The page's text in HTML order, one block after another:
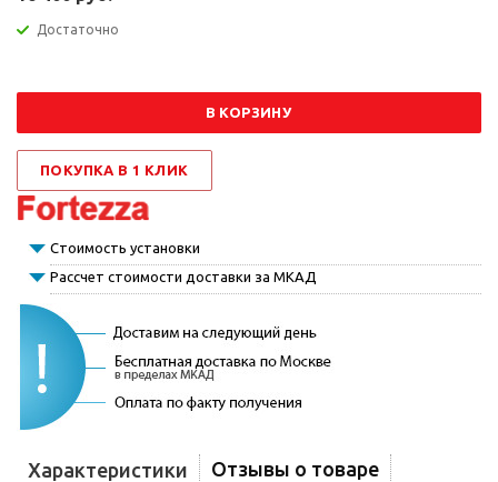
Достаточно
В КОРЗИНУ
ПОКУПКА В 1 КЛИК
Стоимость установки
Рассчет стоимости доставки за МКАД
Характеристики
Отзывы о товаре